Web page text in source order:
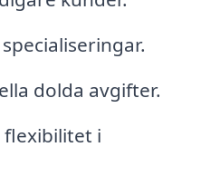
dolda avgifter.
i